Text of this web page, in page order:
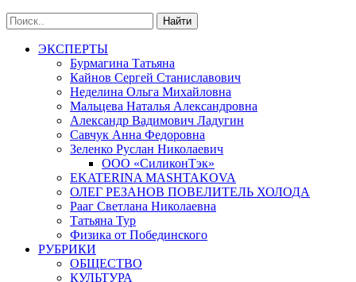
ЭКСПЕРТЫ
Бурмагина Татьяна
Кайнов Сергей Станиславович
Неделина Ольга Михайловна
Мальцева Наталья Александровна
Александр Вадимович Ладугин
Савчук Анна Федоровна
Зеленко Руслан Николаевич
ООО «СиликонТэк»
EKATERINA MASHTAKOVA
ОЛЕГ РЕЗАНОВ ПОВЕЛИТЕЛЬ ХОЛОДА
Рааг Светлана Николаевна
Татьяна Тур
Физика от Побединского
РУБРИКИ
ОБЩЕСТВО
КУЛЬТУРА